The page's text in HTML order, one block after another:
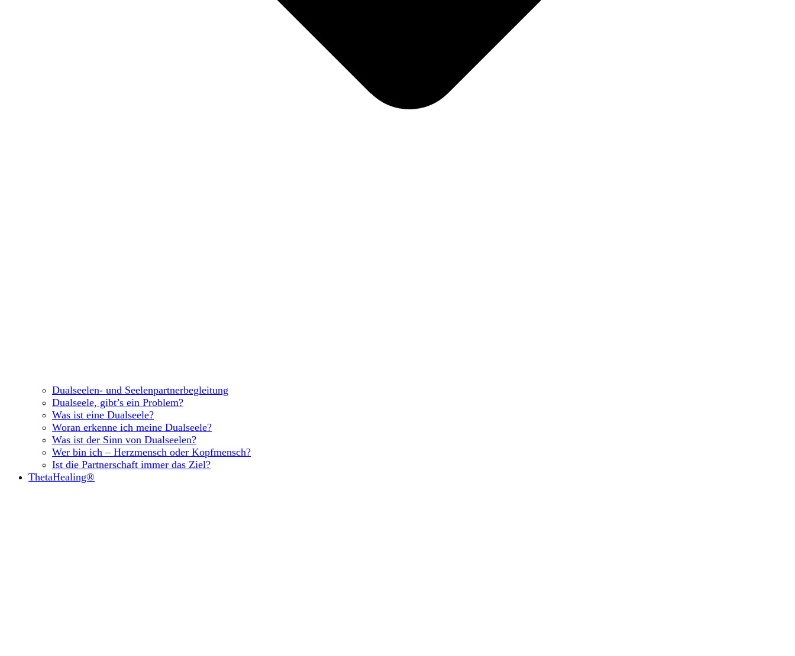
Dualseelen- und Seelenpartnerbegleitung
Dualseele, gibt’s ein Problem?
Was ist eine Dualseele?
Woran erkenne ich meine Dualseele?
Was ist der Sinn von Dualseelen?
Wer bin ich – Herzmensch oder Kopfmensch?
Ist die Partnerschaft immer das Ziel?
ThetaHealing®